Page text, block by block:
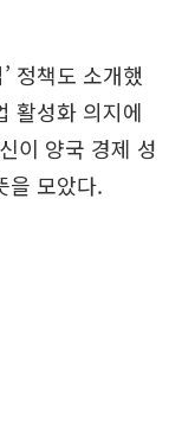
정책도 소개했
활성화 의지에
이 양국 경제 성
을 모았다.